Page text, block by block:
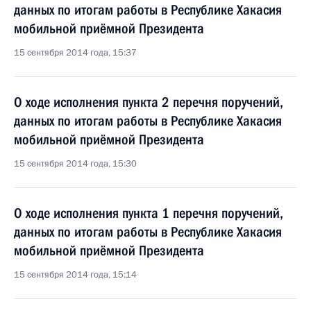
данных по итогам работы в Республике Хакасия
мобильной приёмной Президента
15 сентября 2014 года, 15:37
О ходе исполнения пункта 2 перечня поручений,
данных по итогам работы в Республике Хакасия
мобильной приёмной Президента
15 сентября 2014 года, 15:30
О ходе исполнения пункта 1 перечня поручений,
данных по итогам работы в Республике Хакасия
мобильной приёмной Президента
15 сентября 2014 года, 15:14